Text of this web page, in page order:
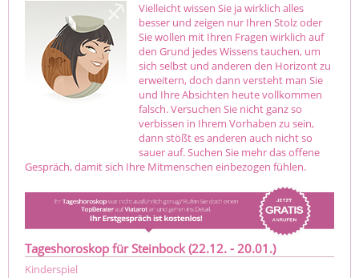
Vielleicht wissen Sie ja wirklich alles
besser und zeigen nur Ihren Stolz oder
Sie wollen mit Ihren Fragen wirklich auf
den Grund jedes Wissens tauchen, um
sich selbst und anderen den Horizont zu
erweitern, doch dann versteht man Sie
und Ihre Absichten heute vollkommen
falsch. Versuchen Sie nicht ganz so
verbissen in Ihrem Vorhaben zu sein,
dann stößt es anderen auch nicht so
sauer auf. Suchen Sie mehr das offene
Gespräch, damit sich Ihre Mitmenschen einbezogen fühlen.
Tageshoroskop für Steinbock (22.12. - 20.01.)
Kinderspiel